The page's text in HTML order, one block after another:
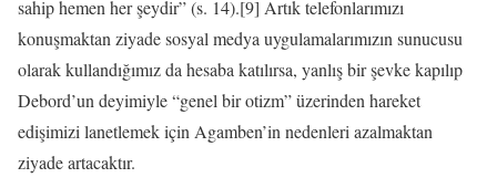
sahip hemen her şeydir” (s. 14).[9] Artık telefonlarımızı
konuşmaktan ziyade sosyal medya uygulamalarımızın sunucusu
olarak kullandığımız da hesaba katılırsa, yanlış bir şevke kapılıp
Debord’un deyimiyle “genel bir otizm” üzerinden hareket
edişimizi lanetlemek için Agamben’in nedenleri azalmaktan
ziyade artacaktır.